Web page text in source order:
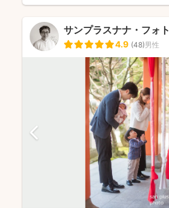
サンプラスナナ・フォト
4.9 (48)男性